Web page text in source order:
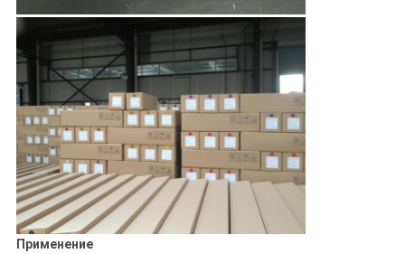
Применение